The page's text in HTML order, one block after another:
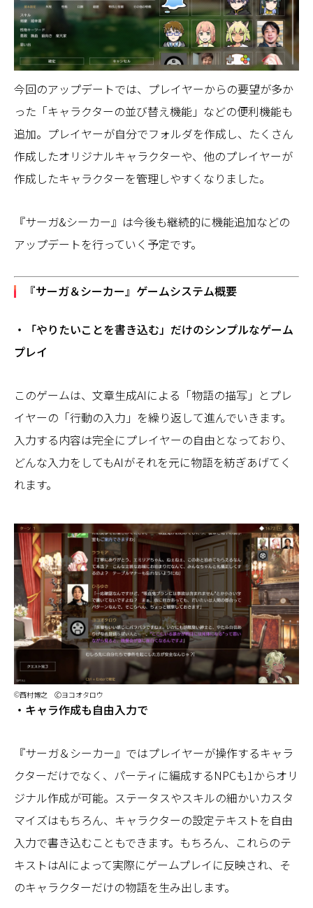
今回のアップデートでは、プレイヤーからの要望が多か
った「キャラクターの並び替え機能」などの便利機能も
追加。プレイヤーが自分でフォルダを作成し、たくさん
作成したオリジナルキャラクターや、他のプレイヤーが
作成したキャラクターを管理しやすくなりました。
『サーガ&シーカー』は今後も継続的に機能追加などの
アップデートを行っていく予定です。
『サーガ＆シーカー』ゲームシステム概要
・「やりたいことを書き込む」だけのシンプルなゲーム
プレイ
このゲームは、文章生成AIによる「物語の描写」とプレ
イヤーの「行動の入力」を繰り返して進んでいきます。
入力する内容は完全にプレイヤーの自由となっており、
どんな入力をしてもAIがそれを元に物語を紡ぎあげてく
れます。
©西村博之 🄫ヨコオタロウ
・キャラ作成も自由入力で
『サーガ＆シーカー』ではプレイヤーが操作するキャラ
クターだけでなく、パーティに編成するNPCも1からオリ
ジナル作成が可能。ステータスやスキルの細かいカスタ
マイズはもちろん、キャラクターの設定テキストを自由
入力で書き込むこともできます。もちろん、これらのテ
キストはAIによって実際にゲームプレイに反映され、そ
のキャラクターだけの物語を生み出します。